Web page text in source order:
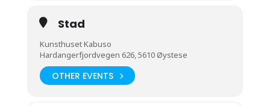
Stad
Kunsthuset Kabuso
Hardangerfjordvegen 626, 5610 Øystese
OTHER EVENTS